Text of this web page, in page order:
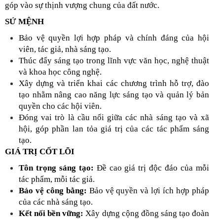
góp vào sự thịnh vượng chung của đất nước.
SỨ MỆNH
Bảo vệ quyền lợi hợp pháp và chính đáng của hội
viên, tác giả, nhà sáng tạo.
Thúc đẩy sáng tạo trong lĩnh vực văn học, nghệ thuật
và khoa học công nghệ.
Xây dựng và triển khai các chương trình hỗ trợ, đào
tạo nhằm nâng cao năng lực sáng tạo và quản lý bản
quyền cho các hội viên.
Đóng vai trò là cầu nối giữa các nhà sáng tạo và xã
hội, góp phần lan tỏa giá trị của các tác phẩm sáng
tạo.
GIÁ TRỊ CỐT LÕI
Tôn trọng sáng tạo: Đề cao giá trị độc đáo của mỗi
tác phẩm, mỗi tác giả.
Bảo vệ công bằng: Bảo vệ quyền và lợi ích hợp pháp
của các nhà sáng tạo.
Kết nối bền vững: Xây dựng cộng đồng sáng tạo đoàn